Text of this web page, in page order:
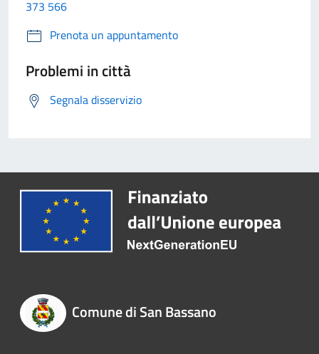
373 566
Prenota un appuntamento
Problemi in città
Segnala disservizio
Comune di San Bassano